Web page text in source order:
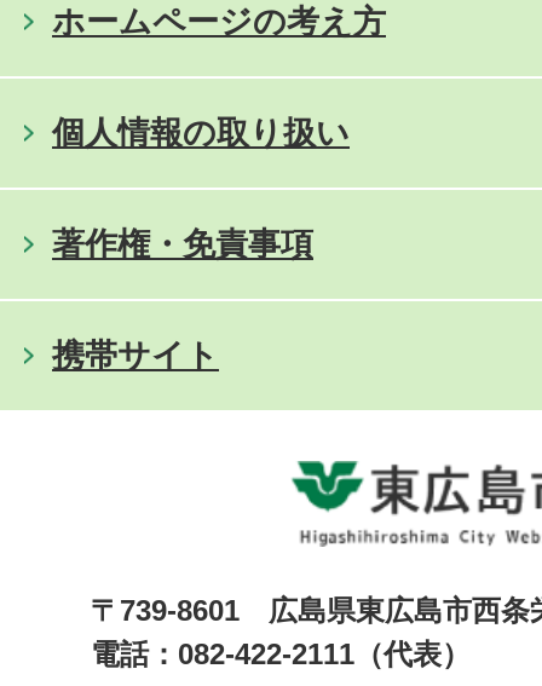
ホームページの考え方
個人情報の取り扱い
著作権・免責事項
携帯サイト
〒739-8601 広島県東広島市西
電話：082-422-2111（代表）